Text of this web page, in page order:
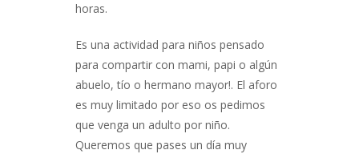
horas.
Es una actividad para niños pensado
para compartir con mami, papi o algún
abuelo, tío o hermano mayor!. El aforo
es muy limitado por eso os pedimos
que venga un adulto por niño.
Queremos que pases un día muy